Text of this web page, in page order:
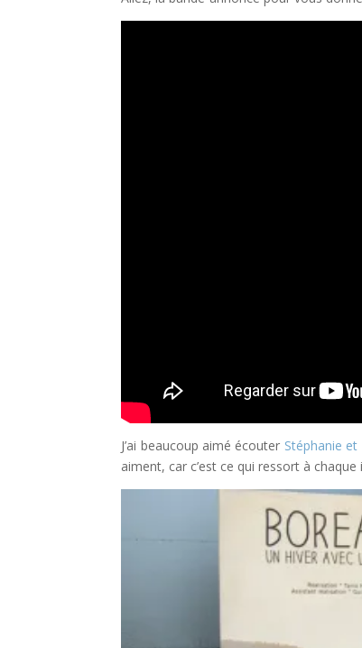
J’ai beaucoup aimé écouter Stéphanie et
aiment, car c’est ce qui ressort à chaque